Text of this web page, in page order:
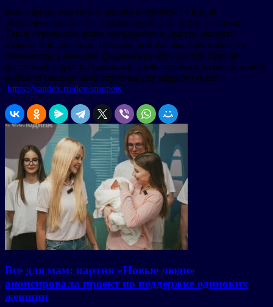
Всего на поиске сейчас можно встретить 14 видов
обогащенных ответов для бизнесов и новостных сайтов.
Такие ответы помогают пользователю быстро выбрать
нужное предложение, поэтому они высоко оценивают их
полезность, а качество трафика на сайты растёт. Другие
доступные форматы бесплатных обогащенных ответов можно
найти на специальной странице для разработчиков –
https://yandex.ru/dev/snippets.
Все для мам: партия «Новые люди»
анонсировала проект по поддержке одиноких
женщин